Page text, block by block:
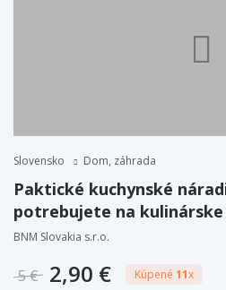
Slovensko Dom, záhrada
Paktické kuchynské
potrebujete na kulinárske
BNM Slovakia s.r.o.
5 € 2,90 € Kúpené 11x